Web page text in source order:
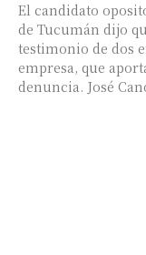
El candidato
de Tucumán dijo
testimonio de dos
empresa, que
denuncia. José